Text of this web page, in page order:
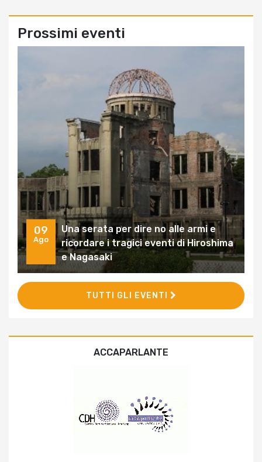
Prossimi eventi
09
Ago
Una serata per dire no alle armi e
ricordare i tragici eventi di Hiroshima
e Nagasaki
TUTTI GLI EVENTI
ACCAPARLANTE